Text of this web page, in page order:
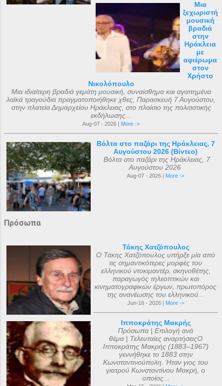
Μια
ξεχωριστή
μουσική
βραδιά
στην
Ηράκλεια
με
αφιέρωμα
στον
Χρήστο
Νικολόπουλο
Μια ιδιαίτερη βραδιά γεμάτη μουσική, συναίσθημα και αγαπημένα
λαϊκά τραγούδια πραγματοποιήθηκε χθες, Παρασκευή 7 Αυγούστου,
στην πλατεία Δημαρχείου Ηράκλειας, στο πλαίσιο της πολιτιστικής
εκδήλωσης...
Aug-07 - 2026 | More ->
Βόλτα στο παζάρι της Ηράκλειας, 7
Αυγούστου 2026 (Βίντεο)
Βόλτα στο παζάρι της Ηράκλειας, 7
Αυγούστου 2026
Aug-07 - 2026 | More ->
Πρόσωπα
Τάκης Χατζόπουλος
Ο Τάκης Χατζόπουλος υπήρξε μία από
τις σημαντικότερες μορφές του
ελληνικού ντοκιμαντέρ, σκηνοθέτης,
παραγωγός τηλεοπτικών και
κινηματογραφικών έργων, πρωτοπόρος
της ανανέωσης του ελληνικού...
Jun-16 - 2026 | More ->
Ιπποκράτης Μακρής
Πρόσωπα | Επιλογή ανά
θέμα | Τελευταίες αναρτήσειςΟ
Ιπποκράτης Μακρής (1883–1967)
γεννήθηκε το 1883 στην
Κωνσταντινούπολη. Ήταν γιος του
γιατρού Κωνσταντίνου Μακρή, ο
οποίος...